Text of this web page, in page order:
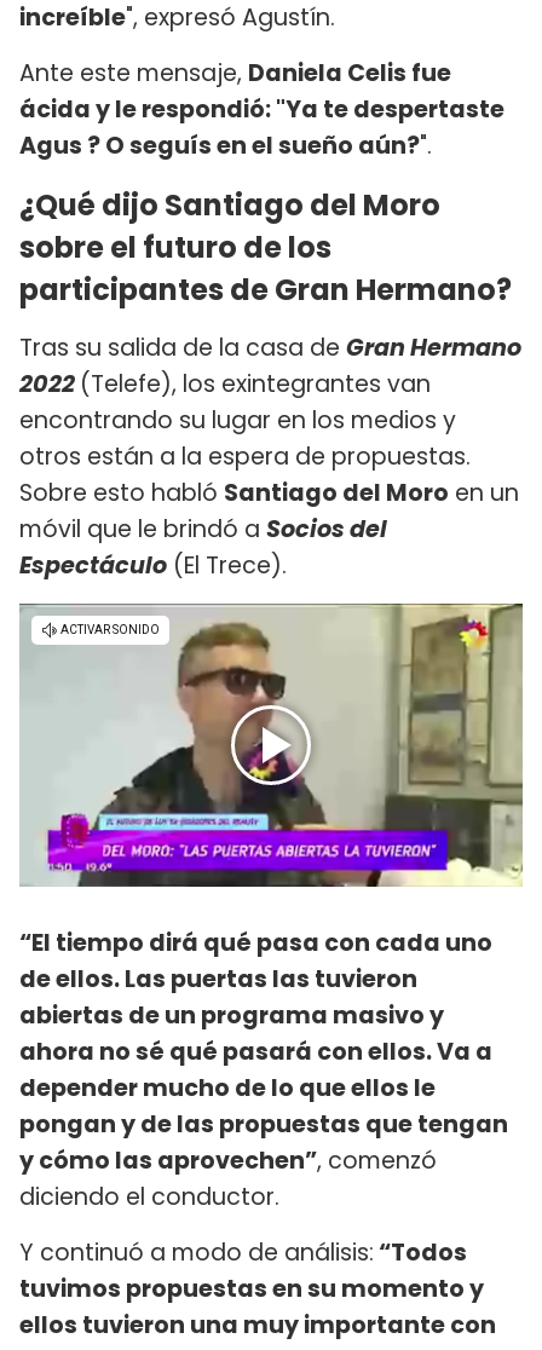
increíble", expresó Agustín.
Ante este mensaje, Daniela Celis fue
ácida y le respondió: "Ya te despertaste
Agus ? O seguís en el sueño aún?".
¿Qué dijo Santiago del Moro
sobre el futuro de los
participantes de Gran Hermano?
Tras su salida de la casa de Gran Hermano
2022 (Telefe), los exintegrantes van
encontrando su lugar en los medios y
otros están a la espera de propuestas.
Sobre esto habló Santiago del Moro en un
móvil que le brindó a Socios del
Espectáculo (El Trece).
“El tiempo dirá qué pasa con cada uno
de ellos. Las puertas las tuvieron
abiertas de un programa masivo y
ahora no sé qué pasará con ellos. Va a
depender mucho de lo que ellos le
pongan y de las propuestas que tengan
y cómo las aprovechen”, comenzó
diciendo el conductor.
Y continuó a modo de análisis: “Todos
tuvimos propuestas en su momento y
ellos tuvieron una muy importante con